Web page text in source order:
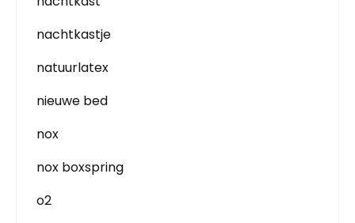
nachtkastje
natuurlatex
nieuwe bed
nox
nox boxspring
o2